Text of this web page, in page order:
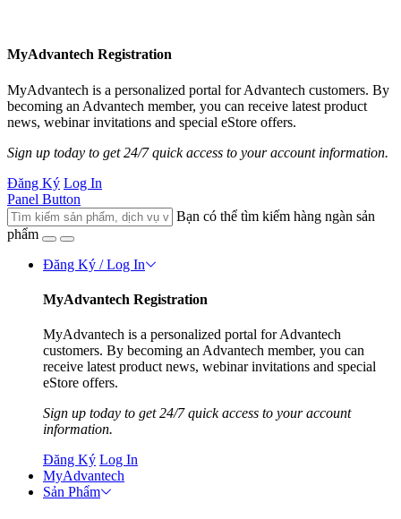
MyAdvantech Registration
MyAdvantech is a personalized portal for Advantech customers. By
becoming an Advantech member, you can receive latest product
news, webinar invitations and special eStore offers.
Sign up today to get 24/7 quick access to your account information.
Đăng Ký Log In
Panel Button
Bạn có thể tìm kiếm hàng ngàn sản
phẩm
Đăng Ký / Log In
MyAdvantech Registration
MyAdvantech is a personalized portal for Advantech
customers. By becoming an Advantech member, you can
receive latest product news, webinar invitations and special
eStore offers.
Sign up today to get 24/7 quick access to your account
information.
Đăng Ký Log In
MyAdvantech
Sản Phẩm